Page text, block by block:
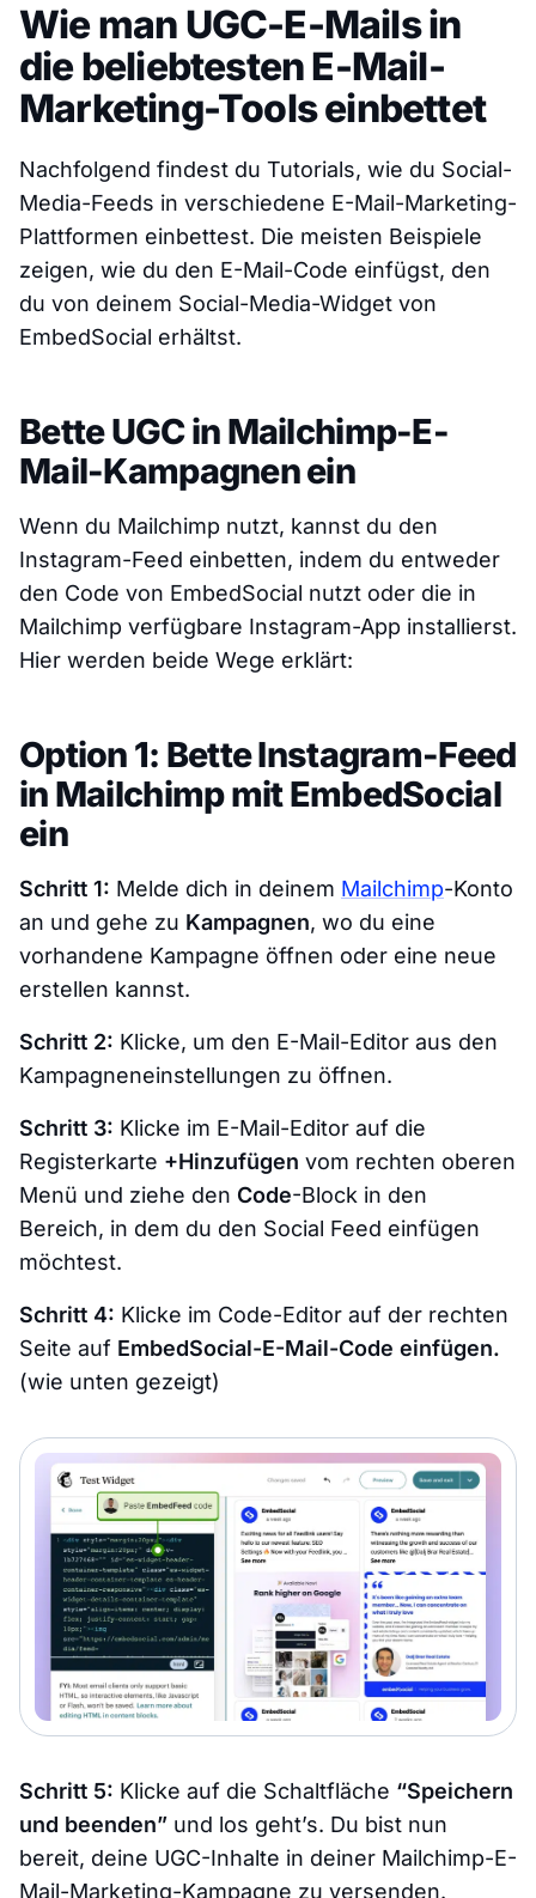
Wie man UGC-E-Mails in
die beliebtesten E-Mail-
Marketing-Tools einbettet
Nachfolgend findest du Tutorials, wie du Social-
Media-Feeds in verschiedene E-Mail-Marketing-
Plattformen einbettest. Die meisten Beispiele
zeigen, wie du den E-Mail-Code einfügst, den
du von deinem Social-Media-Widget von
EmbedSocial erhältst.
Bette UGC in Mailchimp-E-
Mail-Kampagnen ein
Wenn du Mailchimp nutzt, kannst du den
Instagram-Feed einbetten, indem du entweder
den Code von EmbedSocial nutzt oder die in
Mailchimp verfügbare Instagram-App installierst.
Hier werden beide Wege erklärt:
Option 1: Bette Instagram-Feed
in Mailchimp mit EmbedSocial
ein
Schritt 1: Melde dich in deinem Mailchimp-Konto
an und gehe zu Kampagnen, wo du eine
vorhandene Kampagne öffnen oder eine neue
erstellen kannst.
Schritt 2: Klicke, um den E-Mail-Editor aus den
Kampagneneinstellungen zu öffnen.
Schritt 3: Klicke im E-Mail-Editor auf die
Registerkarte +Hinzufügen vom rechten oberen
Menü und ziehe den Code-Block in den
Bereich, in dem du den Social Feed einfügen
möchtest.
Schritt 4: Klicke im Code-Editor auf der rechten
Seite auf EmbedSocial-E-Mail-Code einfügen.
(wie unten gezeigt)
Schritt 5: Klicke auf die Schaltfläche “Speichern
und beenden” und los geht’s. Du bist nun
bereit, deine UGC-Inhalte in deiner Mailchimp-E-
Mail-Marketing-Kampagne zu versenden.